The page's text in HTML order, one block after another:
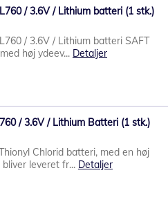
/ 3.6V / Lithium batteri (1 stk.)
/ 3.6V / Lithium batteri SAFT
høj ydeev... Detaljer
/ 3.6V / Lithium Batteri (1 stk.)
Chlorid batteri, med en høj
leveret fr... Detaljer